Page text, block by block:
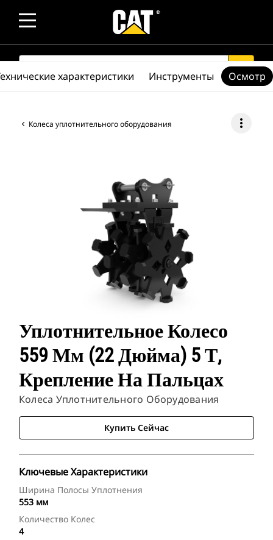
SEARCH search
Колеса уплотнительного оборудования more_vert
Уплотнительное Колесо
559 Мм (22 Дюйма) 5 Т,
Крепление На Пальцах
Колеса Уплотнительного Оборудования
Купить Сейчас
Ключевые Характеристики
Ширина Полосы Уплотнения
553 мм
Количество Колес
4
характеристики Инструменты Осмотр